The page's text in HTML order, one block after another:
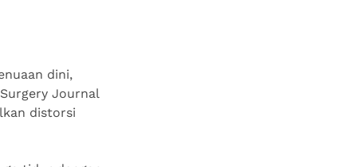
dini,
Journal
distorsi